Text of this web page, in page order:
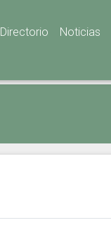
Directorio Noticias